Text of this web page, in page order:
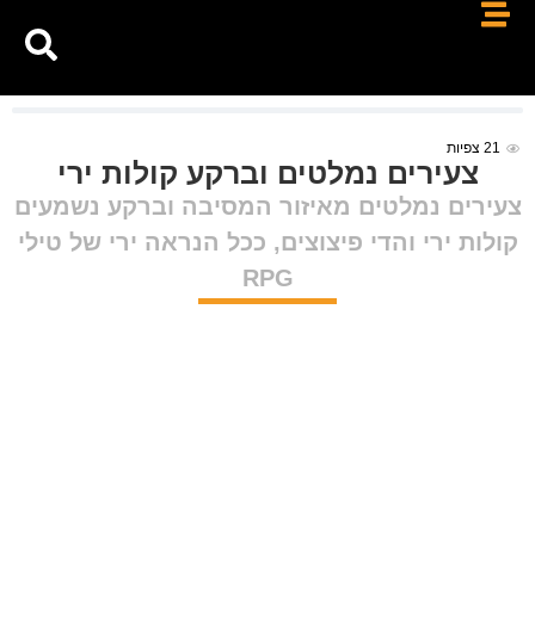
21צפיות
צעירים נמלטים וברקע קולות ירי
צעירים נמלטים מאיזור המסיבה וברקע נשמעים
קולות ירי והדי פיצוצים, ככל הנראה ירי של טילי
RPG